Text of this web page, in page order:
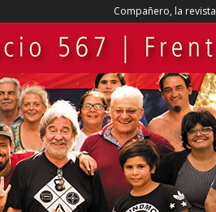
Compañero, la revista